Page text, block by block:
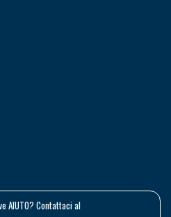
AIUTO? Contattaci al